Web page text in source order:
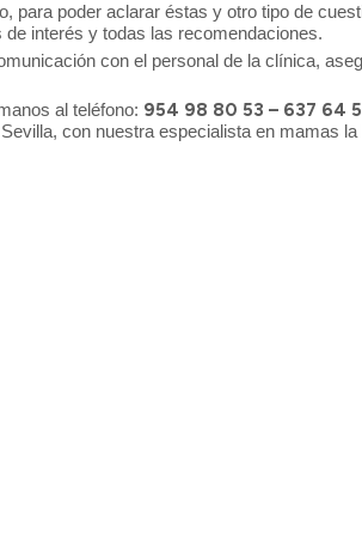
para poder aclarar éstas y otro tipo de
interés y todas las recomendaciones.
con el personal de la clínica,
al teléfono: 954 98 80 53 – 637 64
con nuestra especialista en mamas